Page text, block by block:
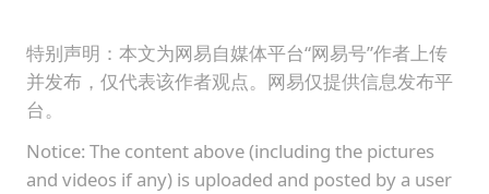
特别声明：本文为网易自媒体平台“网易号”作者上传
并发布，仅代表该作者观点。网易仅提供信息发布平
台。
Notice: The content above (including the pictures
and videos if any) is uploaded and posted by a user